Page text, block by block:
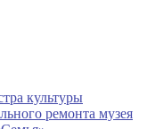
культуры
ремонта музея